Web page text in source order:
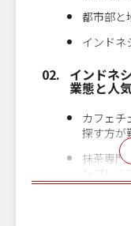
都市部と
インドネ
インドネ
業態と人
カフェ
探す方が
抹茶専
たプレミ